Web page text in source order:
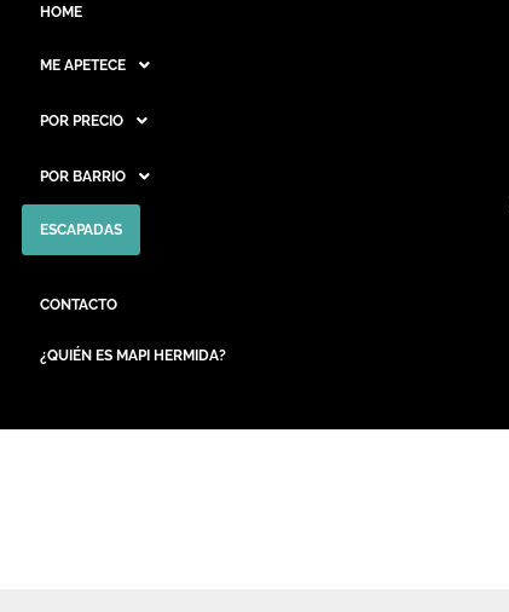
HOME
ME APETECE
POR PRECIO
POR BARRIO
ESCAPADAS
CONTACTO
¿QUIÉN ES MAPI HERMIDA?